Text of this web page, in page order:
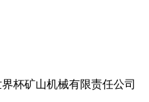
杯矿山机械有限责任公司